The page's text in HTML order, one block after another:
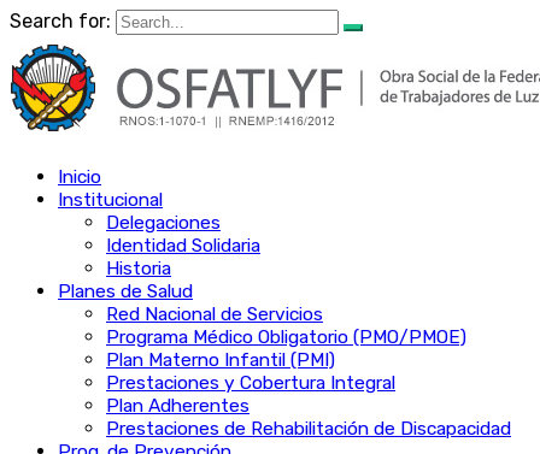
Search for:
Inicio
Institucional
Delegaciones
Identidad Solidaria
Historia
Planes de Salud
Red Nacional de Servicios
Programa Médico Obligatorio (PMO/PMOE)
Plan Materno Infantil (PMI)
Prestaciones y Cobertura Integral
Plan Adherentes
Prestaciones de Rehabilitación de Discapacidad